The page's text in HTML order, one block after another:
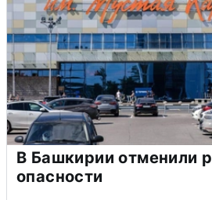
В Башкирии отменили
опасности